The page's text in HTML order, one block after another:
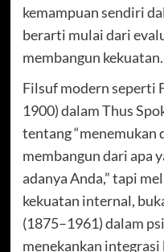
kemampuan sendiri
berarti mulai dari
membangun kekuatan.
Filsuf modern seperti
1900) dalam Thus
tentang “menemukan
membangun dari apa
adanya Anda,” tapi
kekuatan internal,
(1875–1961) dalam
menekankan integrasi